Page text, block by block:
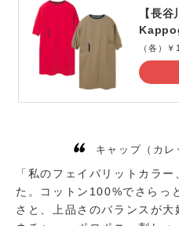
【長
（各）
キャップ（カレ
「私のフェイバリットカラ
た。コットン100%でさらっ
さと、上品さのバランスが